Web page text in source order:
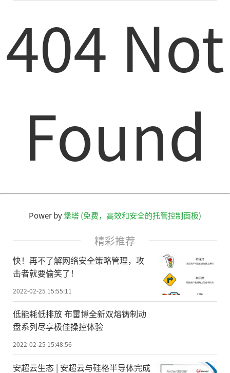
404 Not
Found
Power by堡塔 (免费，高效和安全的托管控制面板)
精彩推荐
快！再不了解网络安全策略管理，攻
击者就要偷笑了！
2022-02-25 15:55:11
低能耗低排放 布雷博全新双熔铸制动
盘系列尽享极佳操控体验
2022-02-25 15:48:56
安超云生态 | 安超云与硅格半导体完成